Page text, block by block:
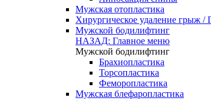
Мужская отопластика
Хирургическое удаление грыж /
Мужской бодилифтинг
НАЗАД: Главное меню
Мужской бодилифтинг
Брахиопластика
Торсопластика
Феморопластика
Мужская блефаропластика